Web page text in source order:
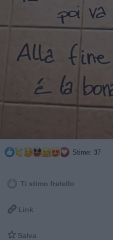
Stime: 37
Ti stimo fratello
 Link
 Salva